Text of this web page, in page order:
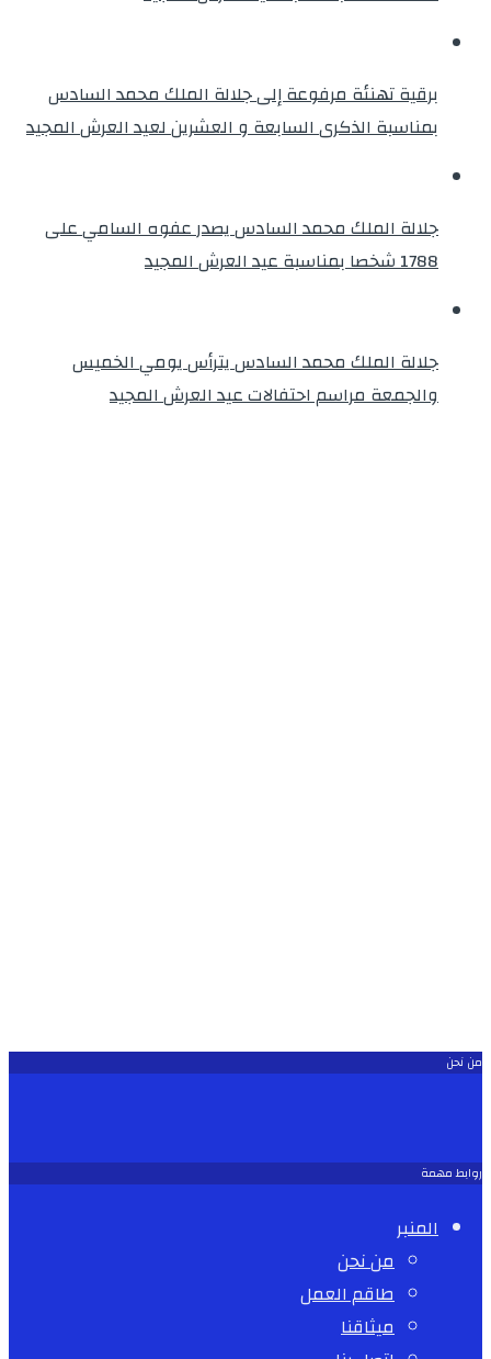
برقية تهنئة مرفوعة إلى جلالة الملك محمد السادس
بمناسبة الذكرى السابعة و العشرين لعيد العرش المجيد
جلالة الملك محمد السادس يصدر عفوه السامي على
1788 شخصا بمناسبة عيد العرش المجيد
جلالة الملك محمد السادس يترأس يومي الخميس
والجمعة مراسم احتفالات عيد العرش المجيد
من نحن
روابط مهمة
المنبر
من نحن
طاقم العمل
ميثاقنا